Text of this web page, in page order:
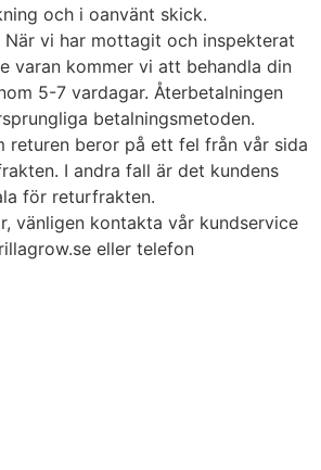
och i oanvänt skick.
När vi har mottagit och inspekterat
varan kommer vi att behandla din
5-7 vardagar. Återbetalningen
betalningsmetoden.
returen beror på ett fel från vår sida
I andra fall är det kundens
för returfrakten.
vänligen kontakta vår kundservice
eller telefon